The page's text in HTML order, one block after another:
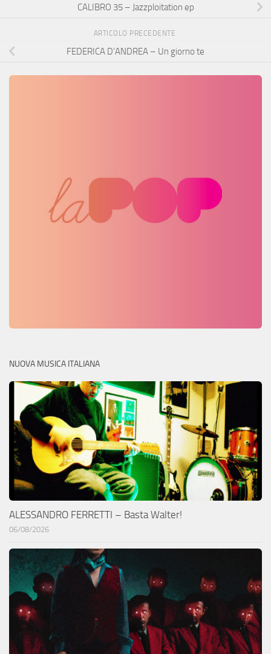
CALIBRO 35 – Jazzploitation ep
ARTICOLO PRECEDENTE
FEDERICA D’ANDREA – Un giorno te
NUOVA MUSICA ITALIANA
ALESSANDRO FERRETTI – Basta Walter!
06/08/2026